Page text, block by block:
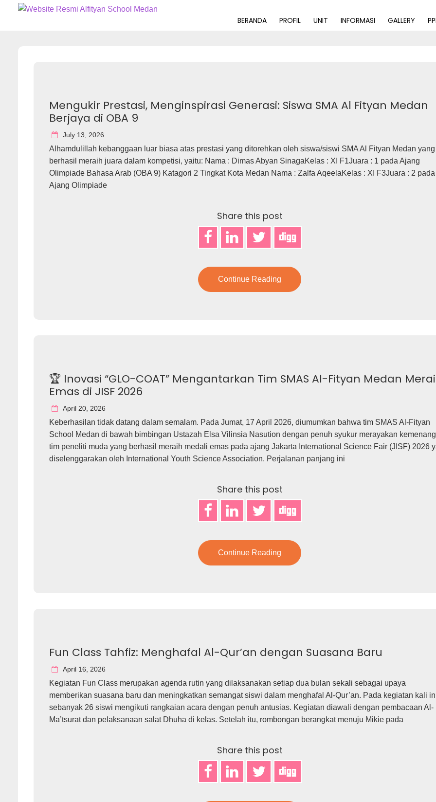
BERANDA PROFIL UNIT INFORMASI GALLERY
ALFITYANINDONESIA
Mengukir Prestasi, Menginspirasi Generasi: Siswa SMA Al Fityan Medan
Berjaya di OBA 9
July 13, 2026
Alhamdulillah kebanggaan luar biasa atas prestasi yang ditorehkan oleh siswa/siswi SMA Al Fityan Medan yang
berhasil meraih juara dalam kompetisi, yaitu: Nama : Dimas Abyan SinagaKelas : XI F1Juara : 1 pada Ajang
Olimpiade Bahasa Arab (OBA 9) Katagori 2 Tingkat Kota Medan Nama : Zalfa AqeelaKelas : XI F3Juara : 2 pada
Ajang Olimpiade
Share this post
Continue Reading
🏆 Inovasi “GLO-COAT” Mengantarkan Tim SMAS Al-Fityan Medan
Emas di JISF 2026
April 20, 2026
Keberhasilan tidak datang dalam semalam. Pada Jumat, 17 April 2026, diumumkan bahwa tim SMAS Al-Fityan
School Medan di bawah bimbingan Ustazah Elsa Vilinsia Nasution dengan penuh syukur merayakan
tim peneliti muda yang berhasil meraih medali emas pada ajang Jakarta International Science Fair (JISF) 2026
diselenggarakan oleh International Youth Science Association. Perjalanan panjang ini
Share this post
Continue Reading
Fun Class Tahfiz: Menghafal Al-Qur’an dengan Suasana Baru
April 16, 2026
Kegiatan Fun Class merupakan agenda rutin yang dilaksanakan setiap dua bulan sekali sebagai upaya
memberikan suasana baru dan meningkatkan semangat siswi dalam menghafal Al-Qur’an. Pada kegiatan kali
sebanyak 26 siswi mengikuti rangkaian acara dengan penuh antusias. Kegiatan diawali dengan pembacaan Al-
Ma’tsurat dan pelaksanaan salat Dhuha di kelas. Setelah itu, rombongan berangkat menuju Mikie pada
Share this post